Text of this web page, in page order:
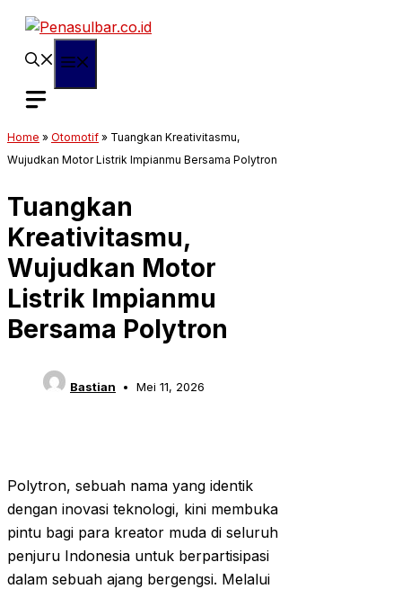
Langsung
Home » Otomotif » Tuangkan Kreativitasmu,
Wujudkan Motor Listrik Impianmu Bersama Polytron
Tuangkan
Kreativitasmu,
Wujudkan Motor
Listrik Impianmu
Bersama Polytron
Bastian Mei 11, 2026
Polytron, sebuah nama yang identik
dengan inovasi teknologi, kini membuka
pintu bagi para kreator muda di seluruh
penjuru Indonesia untuk berpartisipasi
dalam sebuah ajang bergengsi. Melalui